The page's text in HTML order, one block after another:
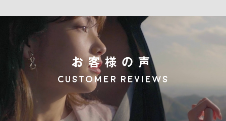
お客様の声
customer reviews